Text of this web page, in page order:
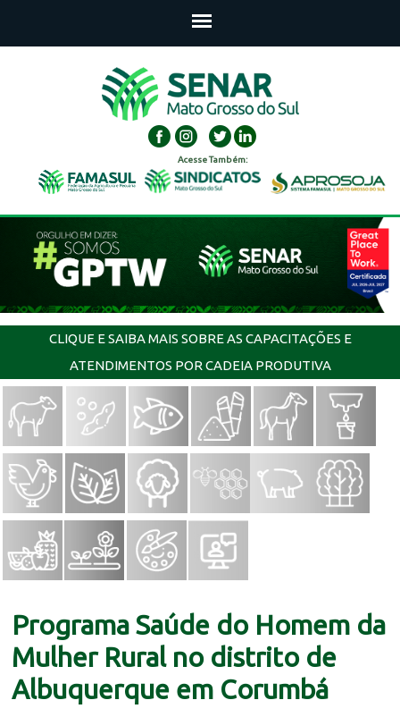
Acesse Também:
CLIQUE E SAIBA MAIS SOBRE AS CAPACITAÇÕES E
ATENDIMENTOS POR CADEIA PRODUTIVA
Programa Saúde do Homem da
Mulher Rural no distrito de
Albuquerque em Corumbá